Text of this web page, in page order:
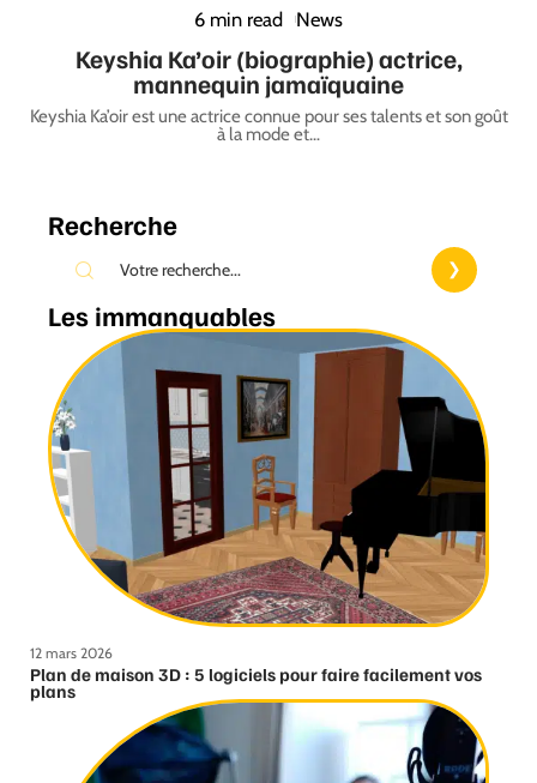
6 min read News
Keyshia Ka’oir (biographie) actrice,
mannequin jamaïquaine
Keyshia Ka’oir est une actrice connue pour ses talents et son goût
à la mode et…
Recherche
Les immanquables
12 mars 2026
Plan de maison 3D : 5 logiciels pour faire facilement vos
plans